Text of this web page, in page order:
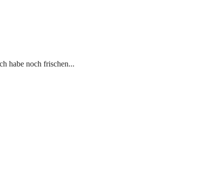
habe noch frischen...